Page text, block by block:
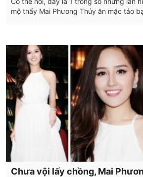
mộ thấy Mai Phương Thúy ăn mặc táo
Chưa vội lấy chồng, Mai